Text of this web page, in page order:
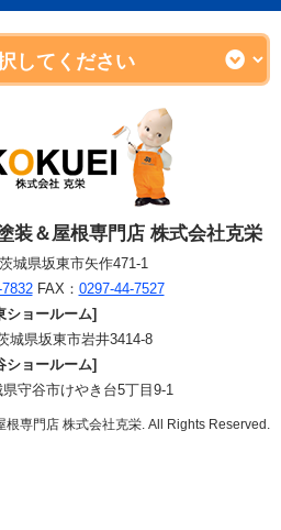
装＆屋根専門店 株式会社克栄
城県坂東市矢作471-1
FAX： 0297-44-7527
ショールーム]
城県坂東市岩井3414-8
ショールーム]
守谷市けやき台5丁目9-1
専門店 株式会社克栄. All Rights Reserved.